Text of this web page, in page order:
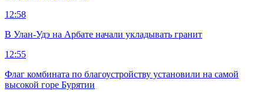
12:58
В Улан-Удэ на Арбате начали укладывать гранит
12:55
Флаг комбината по благоустройству установили на самой
высокой горе Бурятии